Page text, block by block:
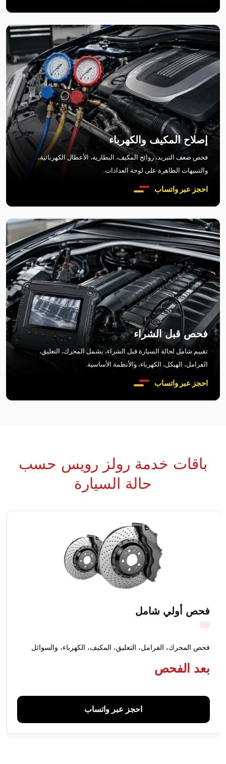
إصلاح المكيف والكهرباء
فحص ضعف التبريد، روائح المكيف، البطارية، الأعطال الكهربائية،
والتنبيهات الظاهرة على لوحة العدادات.
احجز عبر واتساب
فحص قبل الشراء
تقييم شامل لحالة السيارة قبل الشراء، يشمل المحرك، التعليق،
الفرامل، الهيكل، الكهرباء، والأنظمة الأساسية.
احجز عبر واتساب
باقات خدمة رولز رويس حسب
حالة السيارة
فحص أولي شامل
فحص المحرك، الفرامل، التعليق، المكيف، الكهرباء، والسوائل
بعد الفحص
احجز عبر واتساب